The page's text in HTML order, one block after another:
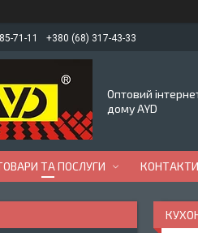
71-11 +380 (68) 317-43-33
Оптовий
дому AYD
ТА ПОСЛУГИ КОНТАКТИ